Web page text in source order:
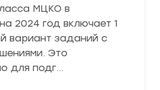
МЦКО в
2024 год включает 1
вариант заданий с
Это
для подг…